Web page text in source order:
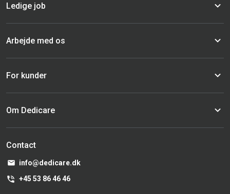
Ledige job
Arbejde med os
For kunder
Om Dedicare
Contact
info@dedicare.dk
+45 53 86 46 46